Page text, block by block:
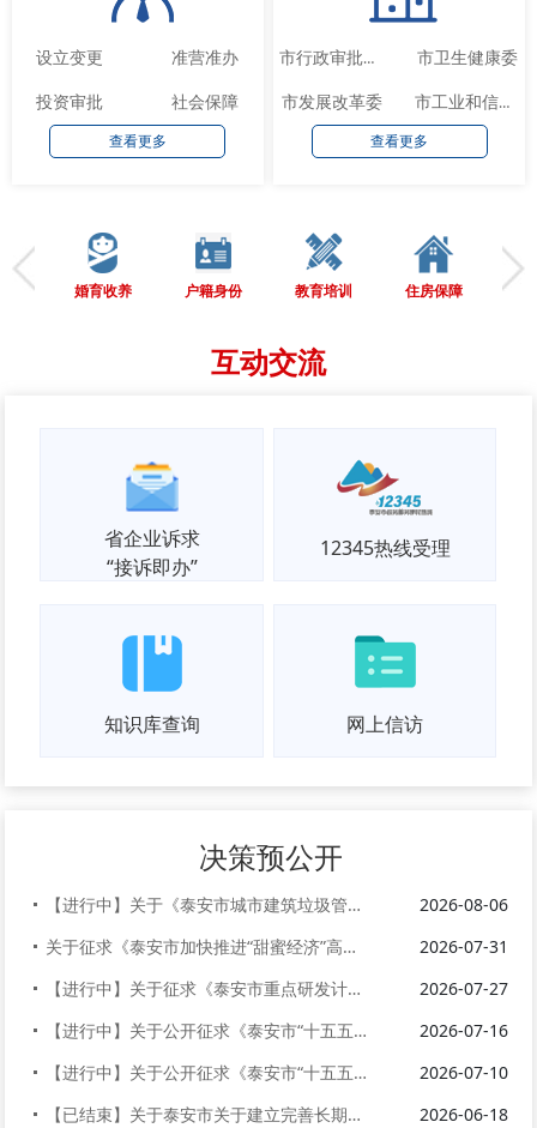
设立变更
准营准办
投资审批
社会保障
查看更多
市行政审批服务局
市卫生健康委
市发展改革委
市工业和信息化局
查看更多
婚育收养 户籍身份 教育培训 住房保障
互动交流
省企业诉求
“接诉即办”
12345热线受理
知识库查询 网上信访
决策预公开
【进行中】关于《泰安市城市建筑垃圾管理办法》《泰安市河湖保护管理办法》...
2026-08-06
关于征求《泰安市加快推进“甜蜜经济”高质量发展实施意见（征求意见稿）》...
2026-07-31
【进行中】关于征求《泰安市重点研发计划管理办法》（征求意见稿）意见建议...
2026-07-27
【进行中】关于公开征求《泰安市“十五五”综合交通运输发展规划（征求意见...
2026-07-16
【进行中】关于公开征求《泰安市“十五五”应急管理体系建设规划（征求意见...
2026-07-10
【已结束】关于泰安市关于建立完善长期护理保险制度的实施方案（征求意见稿...
2026-06-18